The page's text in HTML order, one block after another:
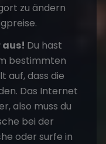
zu ändern
aus! Du hast
bestimmten
auf, dass die
Das Internet
also muss du
bei der
oder surfe in